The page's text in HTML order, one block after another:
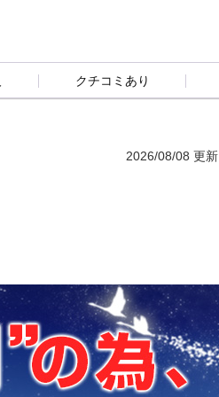
クチコミあり
2026/08/08 更新